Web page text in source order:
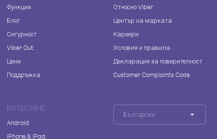
Функции
Блог
Сигурност
Viber Out
Цени
Поддръжка
Относно Viber
Център на марката
Кариери
Условия и правила
Декларация за поверителност
Customer Complaints Code
ИЗТЕГЛЯНЕ
Android
iPhone & iPad
Български